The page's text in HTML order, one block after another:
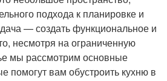
подхода к планировке и
— создать функциональное и
несмотря на ограниченную
мы рассмотрим основные
помогут вам обустроить кухню в